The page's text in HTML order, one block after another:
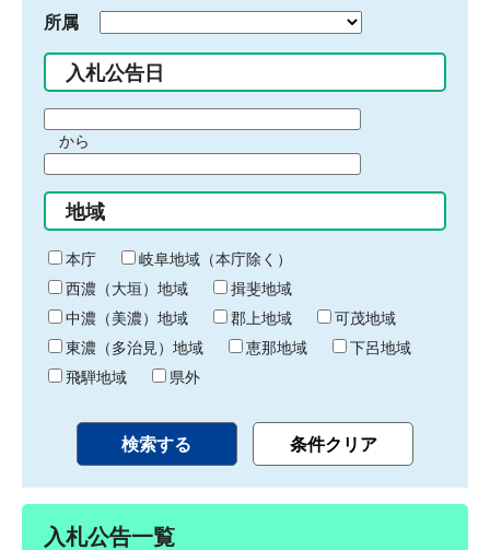
所属
入札公告日
間
始
り
から
間
終
わ
り
地域
本庁
岐阜地域（本庁除く）
西濃（大垣）地域
揖斐地域
中濃（美濃）地域
郡上地域
可茂地域
東濃（多治見）地域
恵那地域
下呂地域
飛騨地域
県外
入札公告一覧